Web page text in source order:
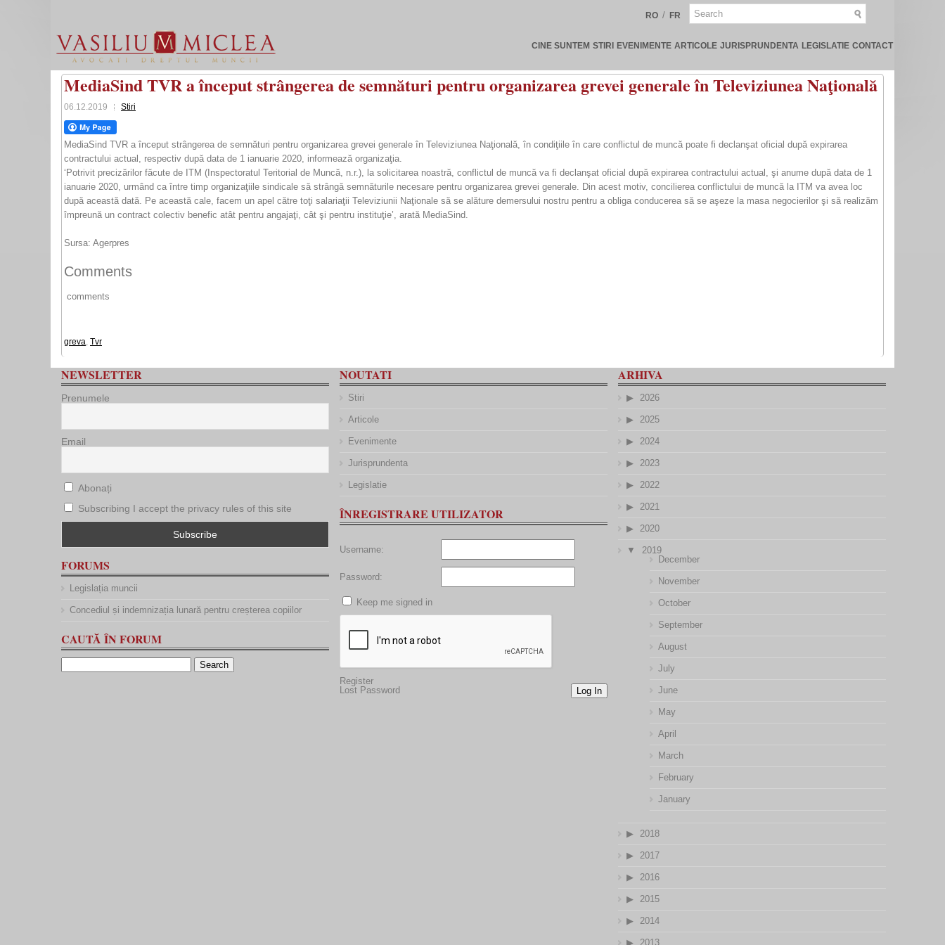
RO / FR
CINE SUNTEM STIRI EVENIMENTE ARTICOLE JURISPRUNDENTA LEGISLATIE CONTACT
MediaSind TVR a început strângerea de semnături pentru organizarea grevei generale în Televiziunea Naţională
06.12.2019 Stiri
MediaSind TVR a început strângerea de semnături pentru organizarea grevei generale în Televiziunea Naţională, în condiţiile în care conflictul de muncă poate fi declanşat oficial după expirarea
contractului actual, respectiv după data de 1 ianuarie 2020, informează organizaţia.
‘Potrivit precizărilor făcute de ITM (Inspectoratul Teritorial de Muncă, n.r.), la solicitarea noastră, conflictul de muncă va fi declanşat oficial după expirarea contractului actual, şi anume după data de 1
ianuarie 2020, urmând ca între timp organizaţiile sindicale să strângă semnăturile necesare pentru organizarea grevei generale. Din acest motiv, concilierea conflictului de muncă la ITM va avea loc
după această dată. Pe această cale, facem un apel către toţi salariaţii Televiziunii Naţionale să se alăture demersului nostru pentru a obliga conducerea să se aşeze la masa negocierilor şi să realizăm
împreună un contract colectiv benefic atât pentru angajaţi, cât şi pentru instituţie’, arată MediaSind.
Sursa: Agerpres
Comments
comments
greva, Tvr
NEWSLETTER
Prenumele
Email
Abonați
Subscribing I accept the privacy rules of this site
FORUMS
Legislația muncii
Concediul și indemnizația lunară pentru creșterea copiilor
CAUTĂ ÎN FORUM
NOUTATI
Stiri
Articole
Evenimente
Jurisprundenta
Legislatie
ÎNREGISTRARE UTILIZATOR
Username:
Password:
Keep me signed in
Log In
Register
Lost Password
ARHIVA
2026
2025
2024
2023
2022
2021
2020
2019
December
November
October
September
August
July
June
May
April
March
February
January
2018
2017
2016
2015
2014
2013